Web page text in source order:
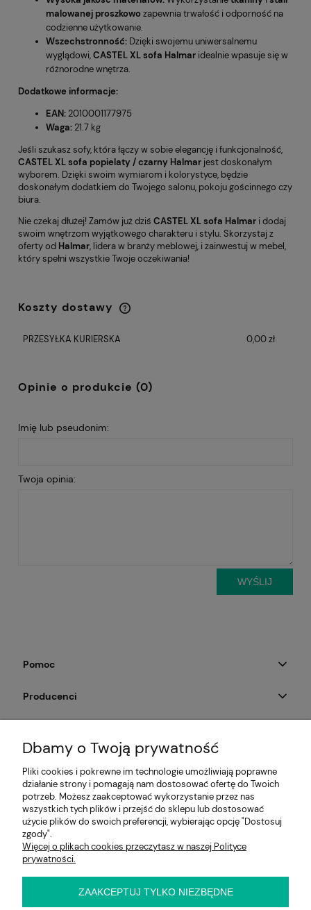
malowanej proszkowozapewnia trwałość i odporność na
codzienne użytkowanie.
Wszechstronność: Dzięki swojemu uniwersalnemu
wyglądowi,CASTEL XL sofa Halmar idealnie wpasuje się w
różnorodne wnętrza.
Dodatkowe informacje:
EAN: 2010001177975
Waga: 21.7 kg
Jeśli szukasz sofy, która łączy w sobie elegancję i funkcjonalność,
CASTEL XL sofa popielaty / czarny Halmar jest doskonałym
wyborem. Dzięki swoim wymiarom i kolorystyce, będzie
doskonałym dodatkiem do Twojego salonu, pokoju gościnnego czy
biura.
Nie czekaj dłużej! Zamów już dziś CASTEL XL sofa Halmar i dodaj
swoim wnętrzom wyjątkowego charakteru i stylu. Skorzystaj z
oferty od Halmar, lidera w branży meblowej, i zainwestuj w mebel,
który spełni wszystkie Twoje oczekiwania!
Koszty dostawy
Cena nie zawiera ewentualnych kosztów
PRZESYŁKA KURIERSKA
0,00 zł
Opinie o produkcie (0)
Imię lub pseudonim:
Twoja opinia:
WYŚLIJ
Pomoc
Producenci
Informacje
E-KRZESŁO
Biuro handlowe (bez ekspozycji). Prosimy o wcześniejszy
kontakt przed wizytą
ul. Cynamonowa 2,
Dbamy o Twoją prywatność
Pliki cookies i pokrewne im technologie umożliwiają poprawne
działanie strony i pomagają nam dostosować ofertę do Twoich
potrzeb. Możesz zaakceptować wykorzystanie przez nas
wszystkich tych plików i przejść do sklepu lub dostosować
użycie plików do swoich preferencji, wybierając opcję "Dostosuj
zgody".
Więcej o plikach cookies przeczytasz w naszej Polityce
prywatności.
ZAAKCEPTUJ TYLKO NIEZBĘDNE